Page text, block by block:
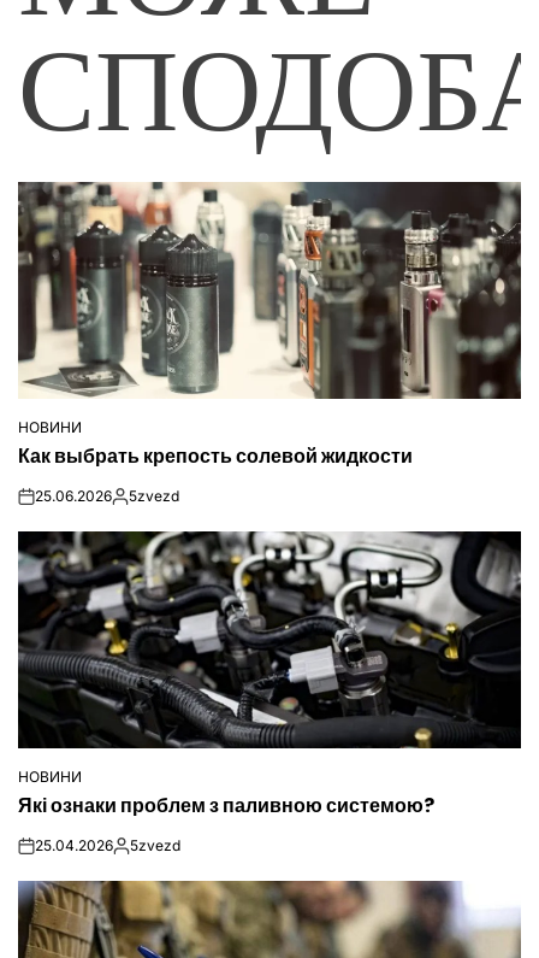
ОПУБЛІКУВАТИ
У
НОВИНИ
Как выбрать крепость солевой жидкости
on25.06.2026Опубліковано
5zvezd
ОПУБЛІКУВАТИ
У
НОВИНИ
Які ознаки проблем з паливною системою?
on25.04.2026Опубліковано
5zvezd